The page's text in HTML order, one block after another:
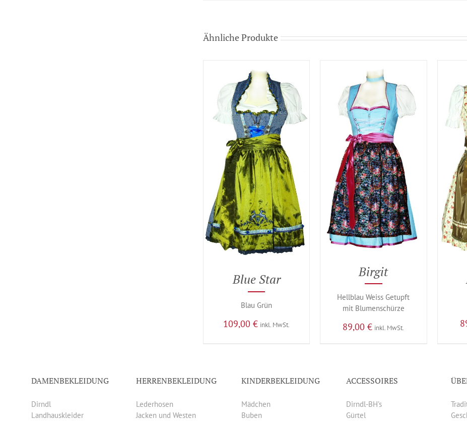
Ähnliche Produkte
Blue Star
Blau Grün
109,00€ inkl. MwSt.
Birgit
Hellblau Weiss Getupft
mit Blumenschürze
89,00€ inkl. MwSt.
DAMENBEKLEIDUNG
Dirndl
Landhauskleider
HERRENBEKLEIDUNG
Lederhosen
Jacken und Westen
KINDERBEKLEIDUNG
Mädchen
Buben
ACCESSOIRES
Dirndl-BH’s
Gürtel